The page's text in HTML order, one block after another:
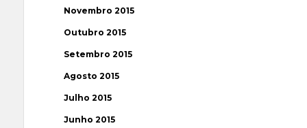
Novembro 2015
Outubro 2015
Setembro 2015
Agosto 2015
Julho 2015
Junho 2015